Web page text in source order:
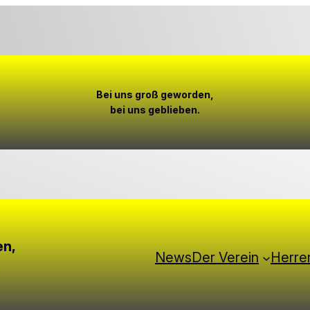
Bei uns groß geworden,
bei uns geblieben.
0029Vb6rklh6WaKeSFVhET2n
NewsDer Verein